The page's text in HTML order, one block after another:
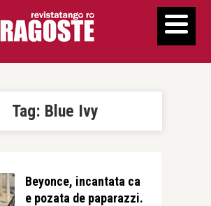
Tag: Blue Ivy
Beyonce, incantata ca
e pozata de paparazzi.